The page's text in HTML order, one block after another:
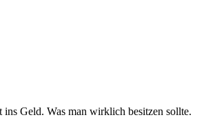
Geld. Was man wirklich besitzen sollte.